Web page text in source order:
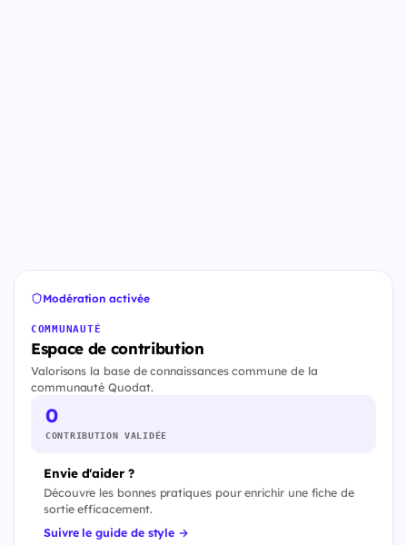
Modération activée
COMMUNAUTÉ
Espace de contribution
Valorisons la base de connaissances commune de la
communauté Quodat.
0
CONTRIBUTION VALIDÉE
Envie d'aider ?
Découvre les bonnes pratiques pour enrichir une fiche de
sortie efficacement.
Suivre le guide de style →